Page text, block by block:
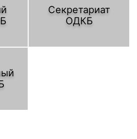
Секретариат
ОДКБ